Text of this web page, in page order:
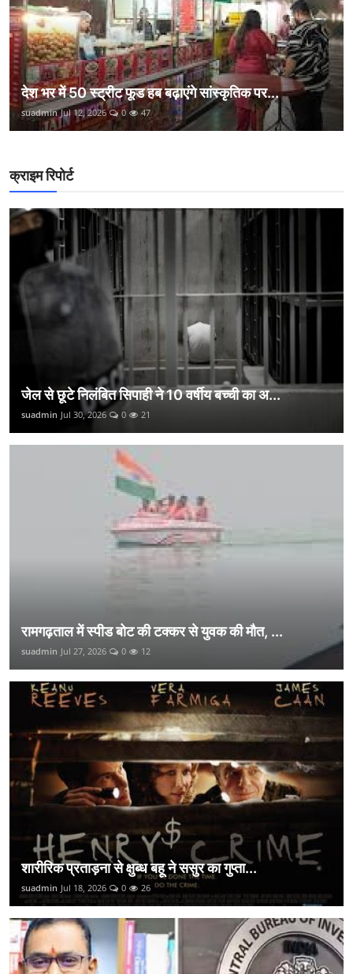
देश भर में 50 स्ट्रीट फूड हब बढ़ाएंगे सांस्कृतिक पर...
suadmin Jul 12, 2026 0 47
क्राइम रिपोर्ट
जेल से छूटे निलंबित सिपाही ने 10 वर्षीय बच्ची का अ...
suadmin Jul 30, 2026 0 21
रामगढ़ताल में स्पीड बोट की टक्कर से युवक की मौत, ...
suadmin Jul 27, 2026 0 12
शारीरिक प्रताड़ना से क्षुब्ध बहू ने ससुर का गुप्ता...
suadmin Jul 18, 2026 0 26